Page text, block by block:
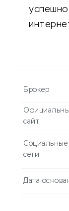
Брокер
сайт
Социальные
сети
Дата